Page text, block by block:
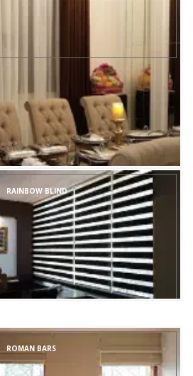
RAINBOW BLIND
ROMAN BARS